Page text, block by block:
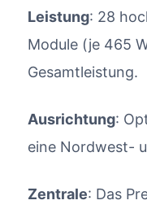
Leistung: 28
Module (je 465
Gesamtleistung.
Ausrichtung:
eine Nordwest-
Zentrale: Das